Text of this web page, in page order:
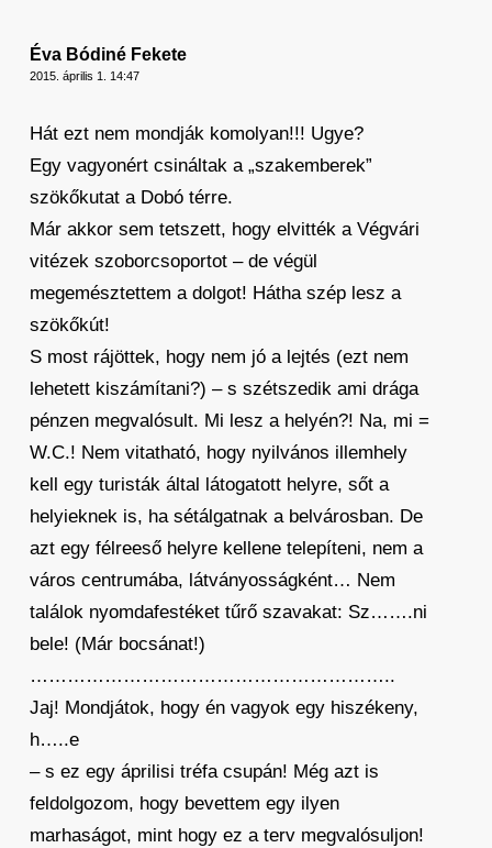
Éva Bódiné Fekete
2015. április 1. 14:47
Hát ezt nem mondják komolyan!!! Ugye?
Egy vagyonért csináltak a „szakemberek”
szökőkutat a Dobó térre.
Már akkor sem tetszett, hogy elvitték a Végvári
vitézek szoborcsoportot – de végül
megemésztettem a dolgot! Hátha szép lesz a
szökőkút!
S most rájöttek, hogy nem jó a lejtés (ezt nem
lehetett kiszámítani?) – s szétszedik ami drága
pénzen megvalósult. Mi lesz a helyén?! Na, mi =
W.C.! Nem vitatható, hogy nyilvános illemhely
kell egy turisták által látogatott helyre, sőt a
helyieknek is, ha sétálgatnak a belvárosban. De
azt egy félreeső helyre kellene telepíteni, nem a
város centrumába, látványosságként… Nem
találok nyomdafestéket tűrő szavakat: Sz…….ni
bele! (Már bocsánat!)
…………………………………………………..
Jaj! Mondjátok, hogy én vagyok egy hiszékeny,
h…..e
– s ez egy áprilisi tréfa csupán! Még azt is
feldolgozom, hogy bevettem egy ilyen
marhaságot, mint hogy ez a terv megvalósuljon!